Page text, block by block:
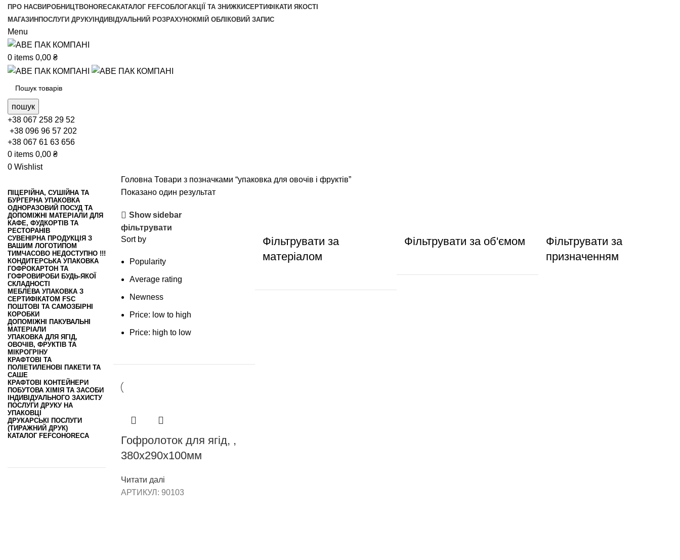
ПРО НАСВИРОБНИЦТВОHORECAКАТАЛОГ FEFCOБЛОГАКЦІЇ ТА ЗНИЖКИСЕРТИФІКАТИ ЯКОСТІ
МАГАЗИН ПОСЛУГИ ДРУКУ ІНДИВІДУАЛЬНИЙ РОЗРАХУНОКМІЙ ОБЛІКОВИЙ ЗАПИС
Menu
0 items 0,00 ₴
пошук
+38 067 258 29 52
+38 096 96 57 202
+38 067 61 63 656
0 items 0,00 ₴
0 Wishlist
ПІЦЕРІЙНА, СУШІЙНА ТА
БУРГЕРНА УПАКОВКА
ОДНОРАЗОВИЙ ПОСУД ТА
ДОПОМІЖНІ МАТЕРІАЛИ ДЛЯ
КАФЕ, ФУДКОРТІВ ТА
РЕСТОРАНІВ
СУВЕНІРНА ПРОДУКЦІЯ З
ВАШИМ ЛОГОТИПОМ
ТИМЧАСОВО НЕДОСТУПНО !!!
КОНДИТЕРСЬКА УПАКОВКА
ГОФРОКАРТОН ТА
ГОФРОВИРОБИ БУДЬ-ЯКОЇ
СКЛАДНОСТІ
МЕБЛЕВА УПАКОВКА З
СЕРТИФІКАТОМ FSC
ПОШТОВІ ТА САМОЗБІРНІ
КОРОБКИ
ДОПОМІЖНІ ПАКУВАЛЬНІ
МАТЕРІАЛИ
УПАКОВКА ДЛЯ ЯГІД,
ОВОЧІВ, ФРУКТІВ ТА
МІКРОГРІНУ
КРАФТОВІ ТА
ПОЛІЕТИЛЕНОВІ ПАКЕТИ ТА
САШЕ
КРАФТОВІ КОНТЕЙНЕРИ
ПОБУТОВА ХІМІЯ ТА ЗАСОБИ
ІНДИВІДУАЛЬНОГО ЗАХИСТУ
ПОСЛУГИ ДРУКУ НА
УПАКОВЦІ
ДРУКАРСЬКІ ПОСЛУГИ
(ТИРАЖНИЙ ДРУК)
КАТАЛОГ FEFCOHORECA
Головна Товари з позначками “упаковка для овочів і фруктів”
Показано один результат
Show sidebar
фільтрувати
Sort by
Popularity
Average rating
Newness
Price: low to high
Price: high to low
Фільтрувати за
матеріалом
Фільтрувати за об'ємом
Фільтрувати за
призначенням
Гофролоток для ягід, ,
380х290х100мм
Читати далі
АРТИКУЛ: 90103